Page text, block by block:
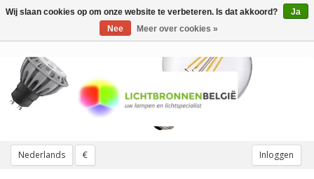
Nederlands € Inloggen
Toggle
Wij slaan cookies op om onze website te verbeteren. Is dat akkoord?
Ja
Nee
Meer over cookies »